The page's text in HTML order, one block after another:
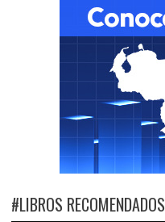
#LIBROS RECOMENDADOS